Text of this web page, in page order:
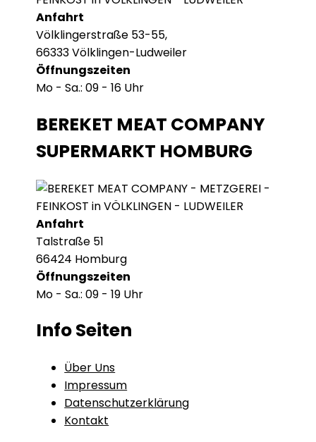
Anfahrt
Völklingerstraße 53-55,
66333 Völklingen-Ludweiler
Öffnungszeiten
Mo - Sa.: 09 - 16 Uhr
BEREKET MEAT COMPANY
SUPERMARKT HOMBURG
Anfahrt
Talstraße 51
66424 Homburg
Öffnungszeiten
Mo - Sa.: 09 - 19 Uhr
Info Seiten
Über Uns
Impressum
Datenschutzerklärung
Kontakt